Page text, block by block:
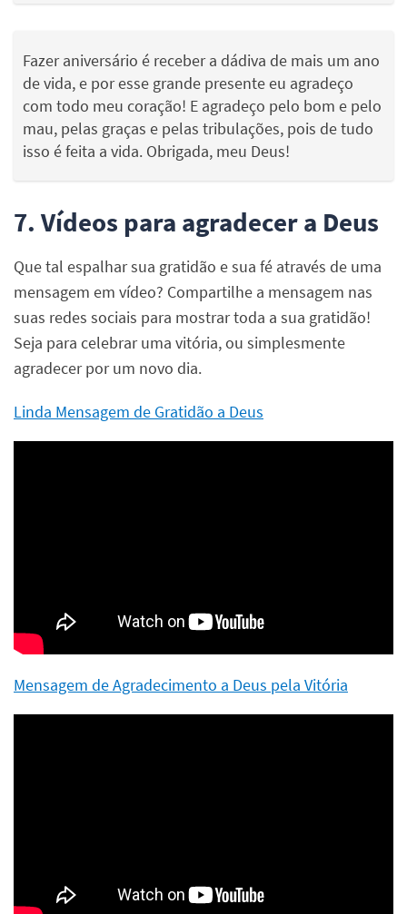
Fazer aniversário é receber a dádiva de mais um ano
de vida, e por esse grande presente eu agradeço
com todo meu coração! E agradeço pelo bom e pelo
mau, pelas graças e pelas tribulações, pois de tudo
isso é feita a vida. Obrigada, meu Deus!
7. Vídeos para agradecer a Deus
Que tal espalhar sua gratidão e sua fé através de uma
mensagem em vídeo? Compartilhe a mensagem nas
suas redes sociais para mostrar toda a sua gratidão!
Seja para celebrar uma vitória, ou simplesmente
agradecer por um novo dia.
Linda Mensagem de Gratidão a Deus
Mensagem de Agradecimento a Deus pela Vitória